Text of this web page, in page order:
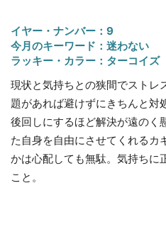
イヤー・ナンバー：9
今月のキーワード：迷わない
ラッキー・カラー：ターコイズ
現状と気持ちとの狭間でストレ
題があれば避けずにきちんと対
後回しにするほど解決が遠のく
た自身を自由にさせてくれるカ
かは心配しても無駄。気持ちに
こと。